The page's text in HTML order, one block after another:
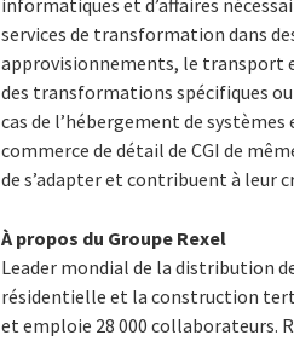
informatiques et d’affaires
services de transformation dans
approvisionnements, le transport
des transformations spécifiques
cas de l’hébergement de
commerce de détail de CGI de
de s’adapter et contribuent à leur
À propos du Groupe Rexel
Leader mondial de la distribution
résidentielle et la construction
et emploie 28 000 collaborateurs.